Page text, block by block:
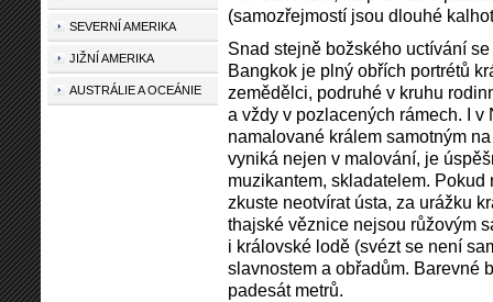
(samozřejmostí jsou dlouhé
Snad stejně božského uctívání
Bangkok je plný obřích portrétů
zemědělci, podruhé v kruhu
a vždy v pozlacených rámech. I
namalované králem samotným
vyniká nejen v malování, je
muzikantem, skladatelem.
zkuste neotvírat ústa, za urážku
thajské věznice nejsou růžovým
i královské lodě (svézt se není
slavnostem a obřadům. Barevné
padesát metrů.
SEVERNÍ AMERIKA
JIŽNÍ AMERIKA
AUSTRÁLIE A OCEÁNIE